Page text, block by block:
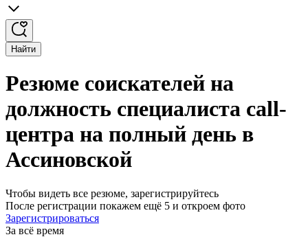
Найти
Резюме соискателей на
должность специалиста call-
центра на полный день в
Ассиновской
Чтобы видеть все резюме, зарегистрируйтесь
После регистрации покажем ещё 5 и откроем фото
Зарегистрироваться
За всё время